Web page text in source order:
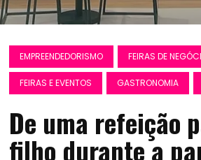
EMPREENDEDORISMO FEIRAS DE
FEIRAS E EVENTOS GASTRONOMIA
De uma refeição
filho durante a